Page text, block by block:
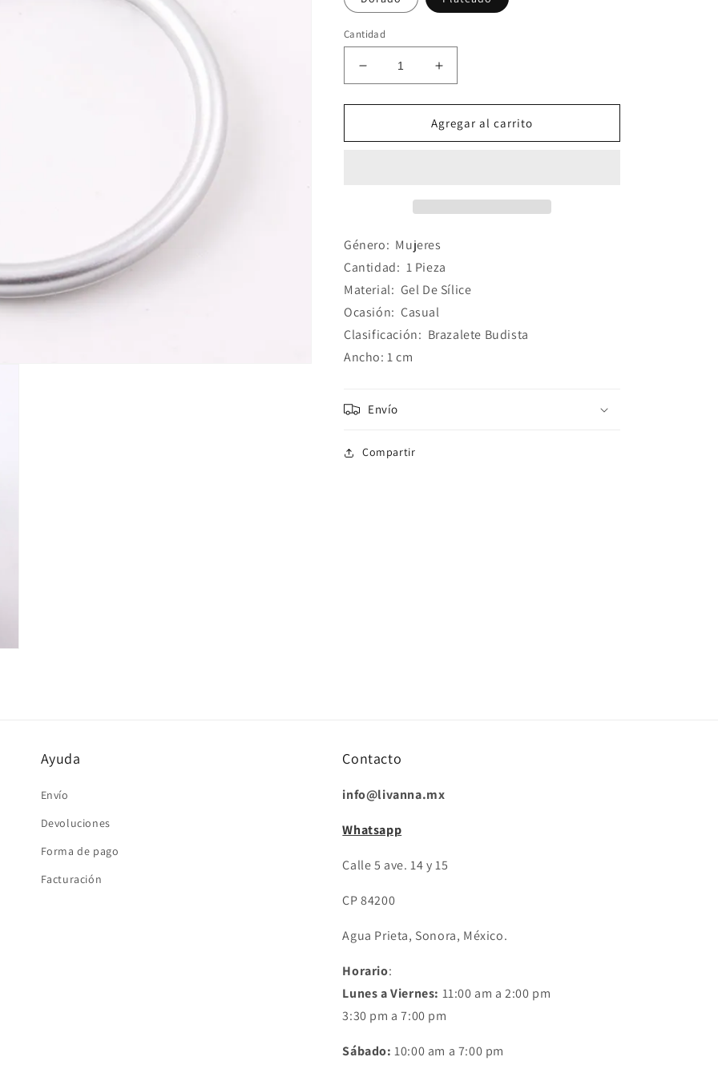
Cantidad
Reducir
cantidad
para
Gel
Aumentar
cantidad
para
Pulsera
Gel
Agregar al carrito
Género: Mujeres
Cantidad: 1 Pieza
Material: Gel De Sílice
Ocasión: Casual
Clasificación: Brazalete Budista
Ancho: 1 cm
Envío
Compartir
Ayuda
Envío
Devoluciones
Forma de pago
Facturación
Contacto
info@livanna.mx
Whatsapp
Calle 5 ave. 14 y 15
CP 84200
Agua Prieta, Sonora, México.
Horario:
Lunes a Viernes: 11:00 am a 2:00 pm
3:30 pm a 7:00 pm
Sábado:10:00 am a 7:00 pm